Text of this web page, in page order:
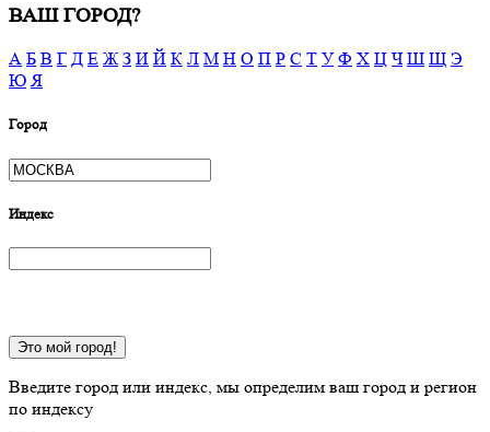
ВАШ ГОРОД?
А Б В Г Д Е Ж З И Й К Л М Н О П Р С Т У Ф Х Ц Ч Ш Щ Э
Ю Я
Город
Индекс
Это мой город!
Введите город или индекс, мы определим ваш город и регион
по индексу